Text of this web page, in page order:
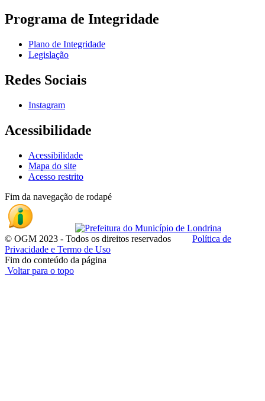
Programa de Integridade
Plano de Integridade
Legislação
Redes Sociais
Instagram
Acessibilidade
Acessibilidade
Mapa do site
Acesso restrito
Fim da navegação de rodapé
© OGM 2023 - Todos os direitos reservados Política de
Privacidade e Termo de Uso
Fim do conteúdo da página
Voltar para o topo